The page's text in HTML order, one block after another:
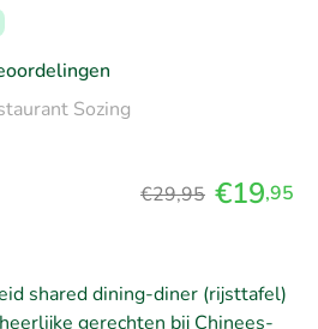
Sozing
€29,95 €19,95
shared dining-diner (rijsttafel)
gerechten bij Chinees-